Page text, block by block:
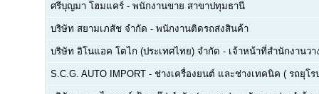
ศรีบุญมา โฮมแคร์ - พนักงานขาย สาขาปทุมธานี
บริษัท สยามเภสัช จำกัด - พนักงานติดรถส่งสินค้า
บริษัท อิโนแอค โตไก (ประเทศไทย) จำกัด - เจ้าหน้าที่สำนักงานวา
S.C.G. AUTO IMPORT - ช่างเครื่องยนต์ และช่างเทคนิค ( รถยุโ